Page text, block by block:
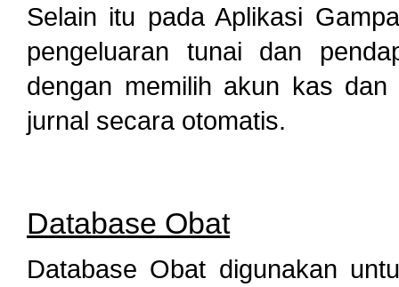
Selain itu pada Aplikasi
pengeluaran tunai dan
dengan memilih akun kas
jurnal secara otomatis.
Database Obat
Database Obat digunakan